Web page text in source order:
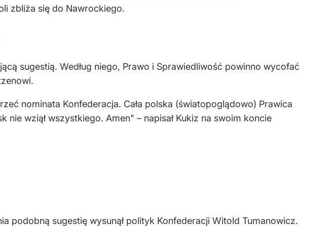
zbliża się do Nawrockiego.
sugestią. Według niego, Prawo i Sprawiedliwość powinno wycofać
nominata Konfederacja. Cała polska (światopoglądowo) Prawica
wziął wszystkiego. Amen" – napisał Kukiz na swoim koncie
podobną sugestię wysunął polityk Konfederacji Witold Tumanowicz.